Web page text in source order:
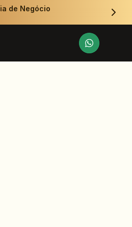
de Negócio